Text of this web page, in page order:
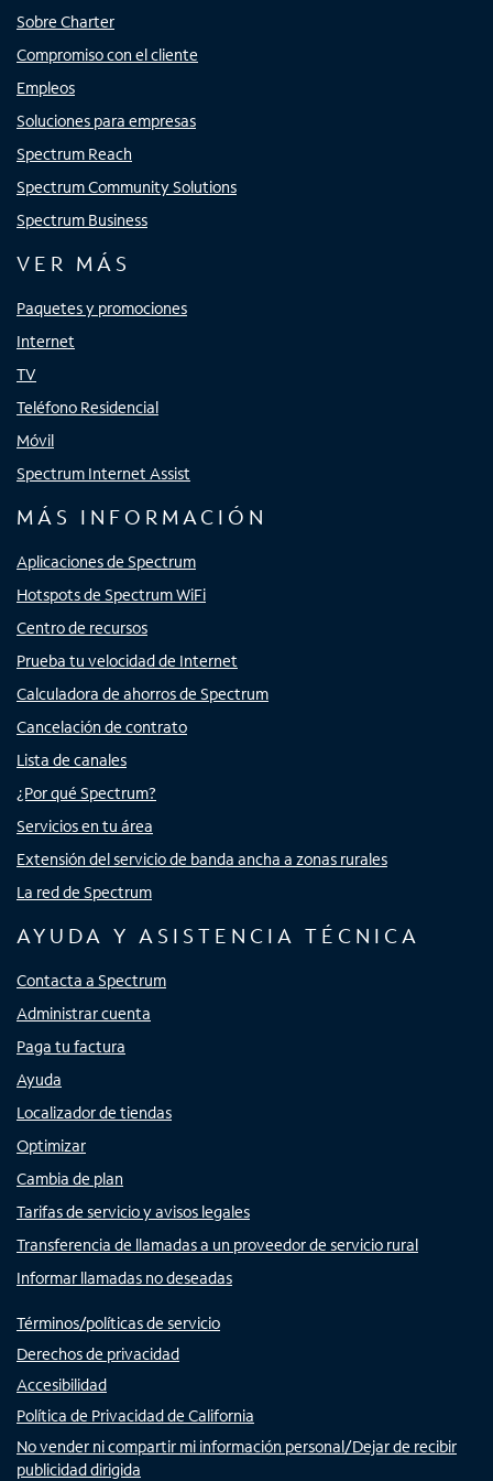
Sobre Charter
Compromiso con el cliente
Empleos
Soluciones para empresas
Spectrum Reach
Spectrum Community Solutions
Spectrum Business
VER MÁS
Paquetes y promociones
Internet
TV
Teléfono Residencial
Móvil
Spectrum Internet Assist
MÁS INFORMACIÓN
Aplicaciones de Spectrum
Hotspots de Spectrum WiFi
Centro de recursos
Prueba tu velocidad de Internet
Calculadora de ahorros de Spectrum
Cancelación de contrato
Lista de canales
¿Por qué Spectrum?
Servicios en tu área
Extensión del servicio de banda ancha a zonas rurales
La red de Spectrum
AYUDA Y ASISTENCIA TÉCNICA
Contacta a Spectrum
Administrar cuenta
Paga tu factura
Ayuda
Localizador de tiendas
Optimizar
Cambia de plan
Tarifas de servicio y avisos legales
Transferencia de llamadas a un proveedor de servicio rural
Informar llamadas no deseadas
Términos/políticas de servicio
Derechos de privacidad
Accesibilidad
Política de Privacidad de California
No vender ni compartir mi información personal/Dejar de recibir
publicidad dirigida